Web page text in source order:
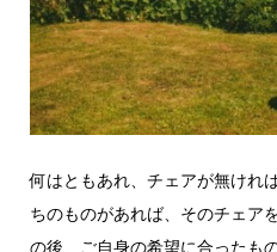
何はともあれ、チェアが無けれ
ちのものがあれば、そのチェア
の後、ご自身の希望に合ったも